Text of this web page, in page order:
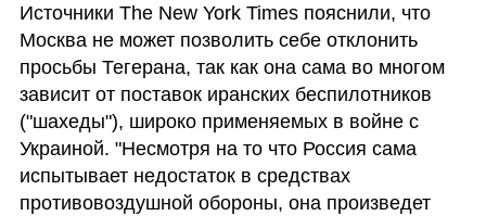
Источники The New York Times пояснили, что
Москва не может позволить себе отклонить
просьбы Тегерана, так как она сама во многом
зависит от поставок иранских беспилотников
("шахеды"), широко применяемых в войне с
Украиной. "Несмотря на то что Россия сама
испытывает недостаток в средствах
противовоздушной обороны, она произведет